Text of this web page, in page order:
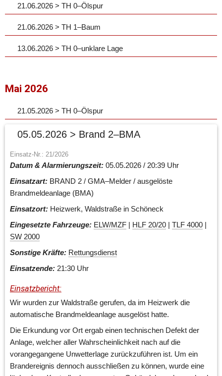
21.06.2026 > TH 0–Ölspur
21.06.2026 > TH 1–Baum
13.06.2026 > TH 0–unklare Lage
Mai 2026
21.05.2026 > TH 0–Ölspur
05.05.2026 > Brand 2–BMA
Einsatz-Nr.: 21/2026
Datum & Alarmierungszeit: 05.05.2026 / 20:39 Uhr
Einsatzart: BRAND 2 / GMA–Melder / ausgelöste
Brandmeldeanlage (BMA)
Einsatzort: Heizwerk, Waldstraße in Schöneck
Eingesetzte Fahrzeuge: ELW/MZF | HLF 20/20 | TLF 4000
SW 2000
Sonstige Kräfte: Rettungsdienst
Einsatzende: 21:30 Uhr
Einsatzbericht:
Wir wurden zur Waldstraße gerufen, da im Heizwerk die
automatische Brandmeldeanlage ausgelöst hatte.
Die Erkundung vor Ort ergab einen technischen Defekt der
Anlage, welcher aller Wahrscheinlichkeit nach auf die
vorangegangene Unwetterlage zurückzuführen ist. Um ein
Brandereignis dennoch ausschließen zu können, wurde eine